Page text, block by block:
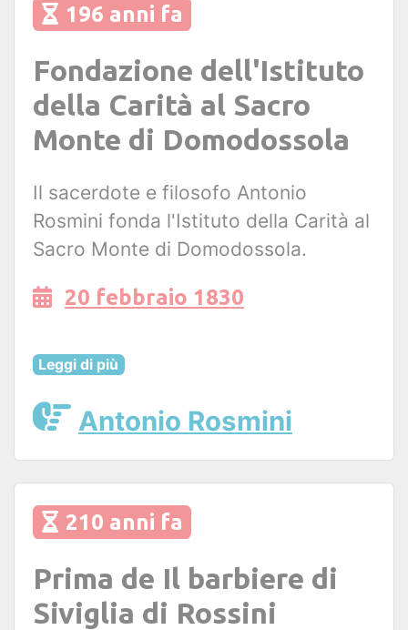
196 anni fa
Fondazione dell'Istituto
della Carità al Sacro
Monte di Domodossola
Il sacerdote e filosofo Antonio
Rosmini fonda l'Istituto della Carità al
Sacro Monte di Domodossola.
20 febbraio 1830
Leggi di più
Antonio Rosmini
210 anni fa
Prima de Il barbiere di
Siviglia di Rossini